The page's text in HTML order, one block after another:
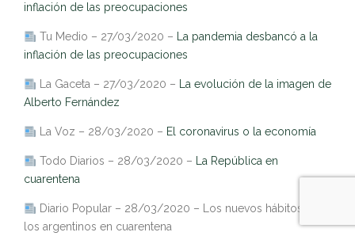
inflación de las preocupaciones
Tu Medio – 27/03/2020 – La pandemia desbancó a la
inflación de las preocupaciones
La Gaceta – 27/03/2020 – La evolución de la imagen de
Alberto Fernández
La Voz – 28/03/2020 – El coronavirus o la economía
Todo Diarios – 28/03/2020 – La República en
cuarentena
Diario Popular – 28/03/2020 – Los nuevos hábitos de
los argentinos en cuarentena